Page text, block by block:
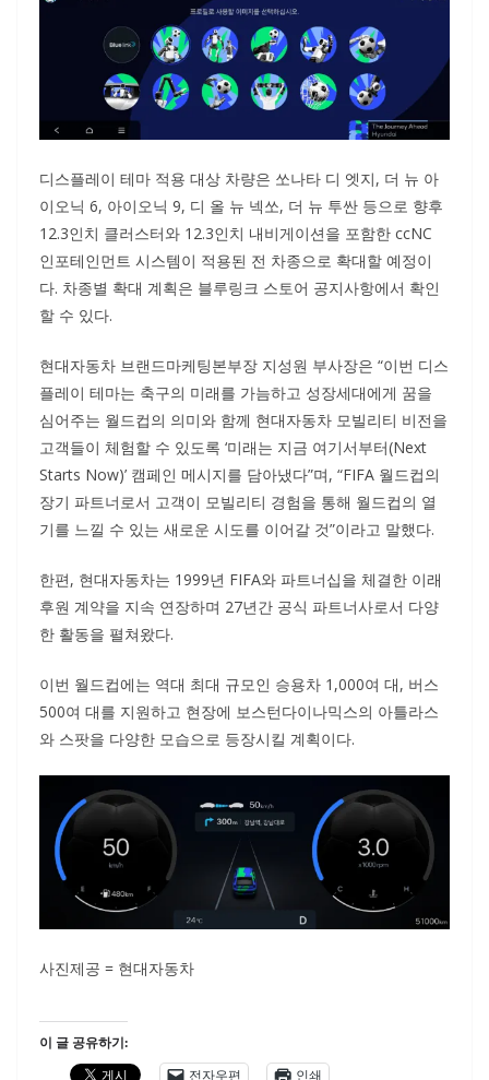
디스플레이 테마 적용 대상 차량은 쏘나타 디 엣지, 더 뉴 아
이오닉 6, 아이오닉 9, 디 올 뉴 넥쏘, 더 뉴 투싼 등으로 향후
12.3인치 클러스터와 12.3인치 내비게이션을 포함한 ccNC
인포테인먼트 시스템이 적용된 전 차종으로 확대할 예정이
다. 차종별 확대 계획은 블루링크 스토어 공지사항에서 확인
할 수 있다.
현대자동차 브랜드마케팅본부장 지성원 부사장은 “이번 디스
플레이 테마는 축구의 미래를 가늠하고 성장세대에게 꿈을
심어주는 월드컵의 의미와 함께 현대자동차 모빌리티 비전을
고객들이 체험할 수 있도록 ‘미래는 지금 여기서부터(Next
Starts Now)’ 캠페인 메시지를 담아냈다”며, “FIFA 월드컵의
장기 파트너로서 고객이 모빌리티 경험을 통해 월드컵의 열
기를 느낄 수 있는 새로운 시도를 이어갈 것”이라고 말했다.
한편, 현대자동차는 1999년 FIFA와 파트너십을 체결한 이래
후원 계약을 지속 연장하며 27년간 공식 파트너사로서 다양
한 활동을 펼쳐왔다.
이번 월드컵에는 역대 최대 규모인 승용차 1,000여 대, 버스
500여 대를 지원하고 현장에 보스턴다이나믹스의 아틀라스
와 스팟을 다양한 모습으로 등장시킬 계획이다.
사진제공 = 현대자동차
이 글 공유하기:
전자우편
인쇄